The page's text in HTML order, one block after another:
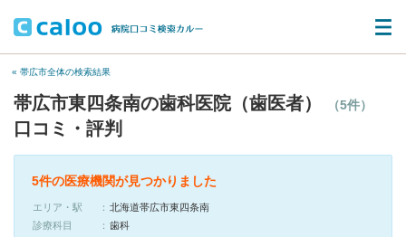
« 帯広市全体の検索結果
帯広市東四条南の歯科医院（歯医者） （5件）
口コミ・評判
5件の医療機関が見つかりました
エリア・駅
北海道帯広市東四条南
診療科目
歯科